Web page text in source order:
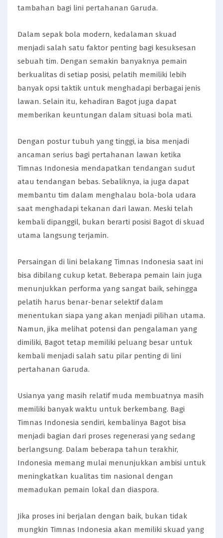
tambahan bagi lini pertahanan Garuda.
Dalam sepak bola modern, kedalaman skuad
menjadi salah satu faktor penting bagi kesuksesan
sebuah tim. Dengan semakin banyaknya pemain
berkualitas di setiap posisi, pelatih memiliki lebih
banyak opsi taktik untuk menghadapi berbagai jenis
lawan. Selain itu, kehadiran Bagot juga dapat
memberikan keuntungan dalam situasi bola mati.
Dengan postur tubuh yang tinggi, ia bisa menjadi
ancaman serius bagi pertahanan lawan ketika
Timnas Indonesia mendapatkan tendangan sudut
atau tendangan bebas. Sebaliknya, ia juga dapat
membantu tim dalam menghalau bola-bola udara
saat menghadapi tekanan dari lawan. Meski telah
kembali dipanggil, bukan berarti posisi Bagot di skuad
utama langsung terjamin.
Persaingan di lini belakang Timnas Indonesia saat ini
bisa dibilang cukup ketat. Beberapa pemain lain juga
menunjukkan performa yang sangat baik, sehingga
pelatih harus benar-benar selektif dalam
menentukan siapa yang akan menjadi pilihan utama.
Namun, jika melihat potensi dan pengalaman yang
dimiliki, Bagot tetap memiliki peluang besar untuk
kembali menjadi salah satu pilar penting di lini
pertahanan Garuda.
Usianya yang masih relatif muda membuatnya masih
memiliki banyak waktu untuk berkembang. Bagi
Timnas Indonesia sendiri, kembalinya Bagot bisa
menjadi bagian dari proses regenerasi yang sedang
berlangsung. Dalam beberapa tahun terakhir,
Indonesia memang mulai menunjukkan ambisi untuk
meningkatkan kualitas tim nasional dengan
memadukan pemain lokal dan diaspora.
Jika proses ini berjalan dengan baik, bukan tidak
mungkin Timnas Indonesia akan memiliki skuad yang